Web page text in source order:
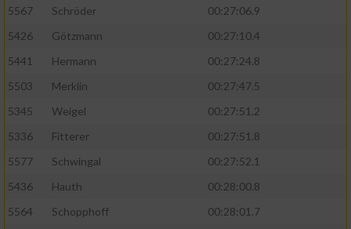
5567
Schröder
00:27:06.9
5426
Götzmann
00:27:10.4
5441
Hermann
00:27:24.8
5503
Merklin
00:27:47.5
5345
Weigel
00:27:51.2
5336
Fitterer
00:27:51.8
5577
Schwingal
00:27:52.1
5436
Hauth
00:28:00.8
5564
Schopphoff
00:28:01.7